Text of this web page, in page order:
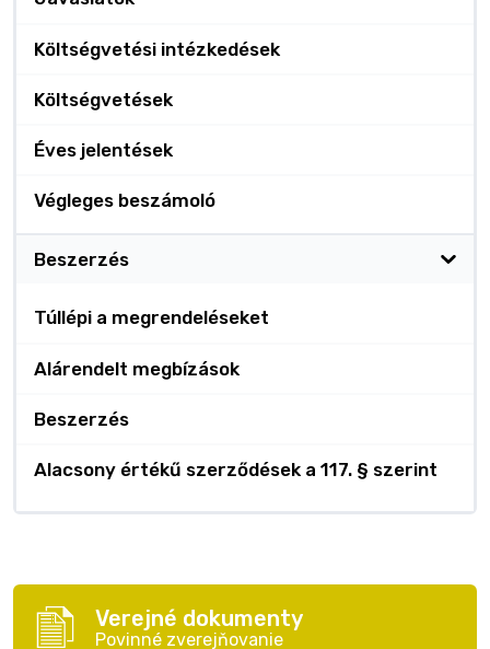
Költségvetési intézkedések
Költségvetések
Éves jelentések
Végleges beszámoló
Beszerzés
Túllépi a megrendeléseket
Alárendelt megbízások
Beszerzés
Alacsony értékű szerződések a 117. § szerint
Verejné dokumenty
Povinné zverejňovanie